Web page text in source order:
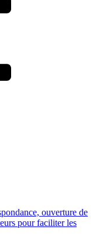
ouverture de
pour faciliter les